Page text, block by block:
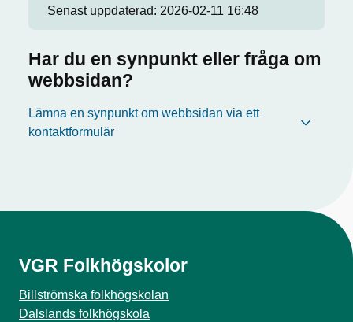
Senast uppdaterad: 2026-02-11 16:48
Har du en synpunkt eller fråga om
webbsidan?
Lämna en synpunkt om webbsidan via ett
kontaktformulär
VGR Folkhögskolor
Billströmska folkhögskolan
Dalslands folkhögskola